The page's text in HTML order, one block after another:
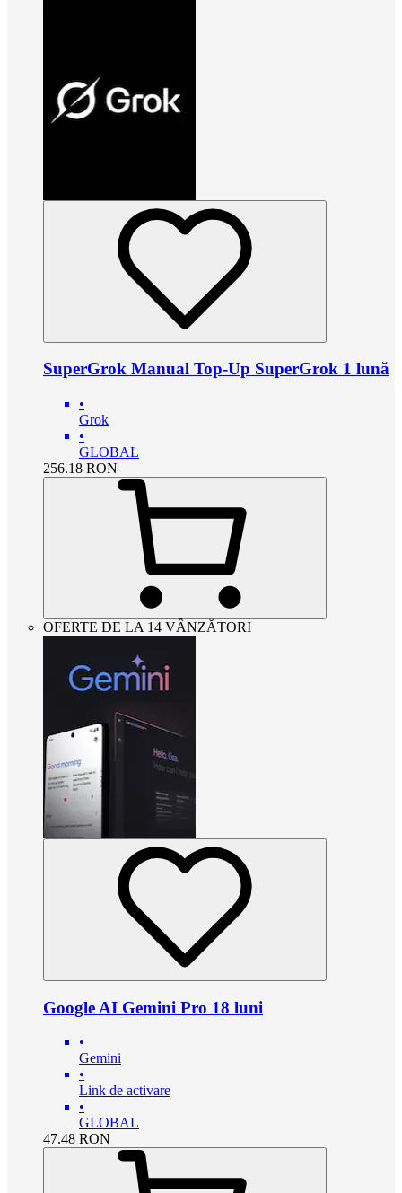
SuperGrok Manual Top-Up SuperGrok 1 lună
•
Grok
•
GLOBAL
256.18 RON
OFERTE DE LA 14 VÂNZĂTORI
Google AI Gemini Pro 18 luni
•
Gemini
•
Link de activare
•
GLOBAL
47.48 RON